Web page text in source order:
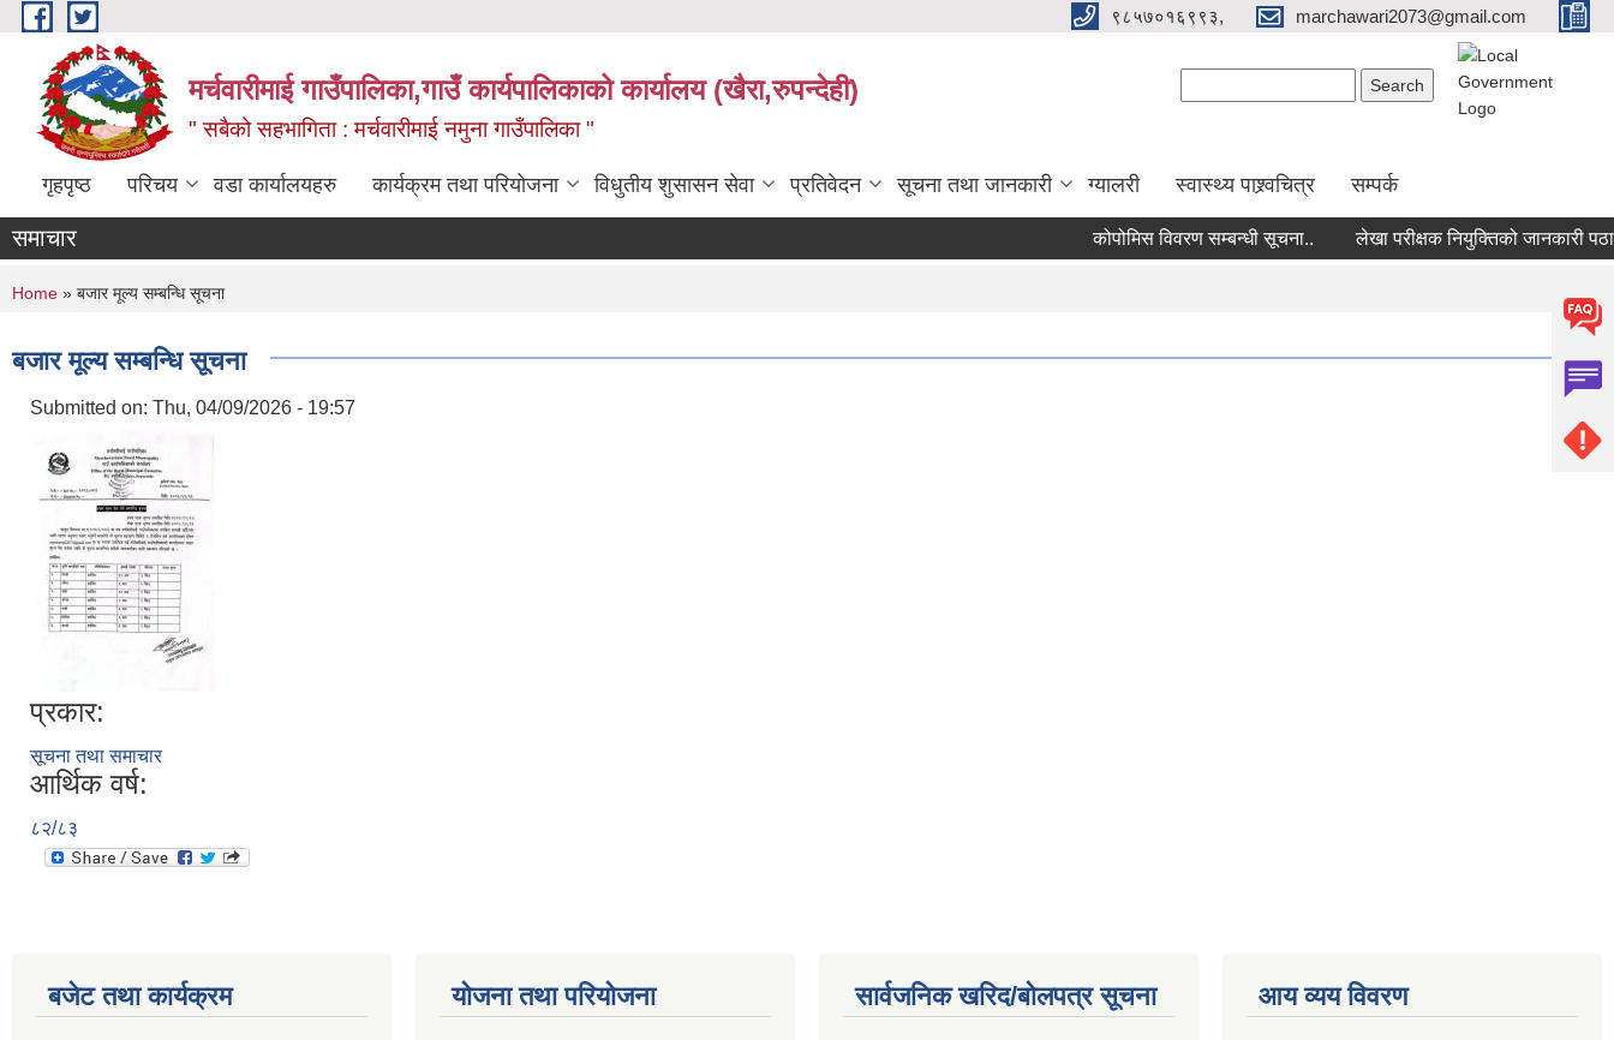
Skip to main content ९८५७०१६९९३, marchawari2073@gmail.com
मर्चवारीमाई गाउँपालिका,गाउँ कार्यपालिकाको कार्यालय (खैरा,रुपन्देही)
" सबैको सहभागिता : मर्चवारीमाई नमुना गाउँपालिका "
गृहपृष्ठ परिचय वडा कार्यालयहरु कार्यक्रम तथा परियोजना विधुतीय शुसासन सेवा प्रतिवेदन सूचना तथा जानकारी ग्यालरी स्वास्थ्य पाश्र्वचित्र सम्पर्क
समाचार कोपोमिस विवरण सम्बन्धी सूचना.. लेखा परीक्षक नियुक्तिको जानकारी
You are here
Home » बजार मूल्य सम्बन्धि सूचना
बजार मूल्य सम्बन्धि सूचना
Submitted on: Thu, 04/09/2026 - 19:57
प्रकार:
सूचना तथा समाचार
आर्थिक वर्ष:
८२/८३
बजेट तथा कार्यक्रम योजना तथा परियोजना सार्वजनिक खरिद/बोलपत्र सूचना आय व्यय विवरण